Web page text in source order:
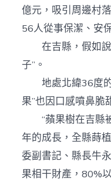
億元，吸引周邊村
56人從事保潔、安
在吉縣，假如說
子”。
地處北緯36度的
果”也因口感噴鼻脆
“蘋果樹在吉縣被
年的成長，全縣蒔
委副書記、縣長牛
果相干財產，80%